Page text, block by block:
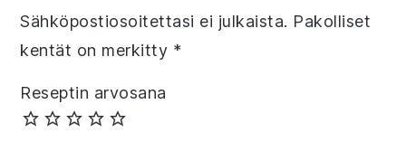
Sähköpostiosoitettasi ei julkaista. Pakolliset
kentät on merkitty *
Reseptin arvosana